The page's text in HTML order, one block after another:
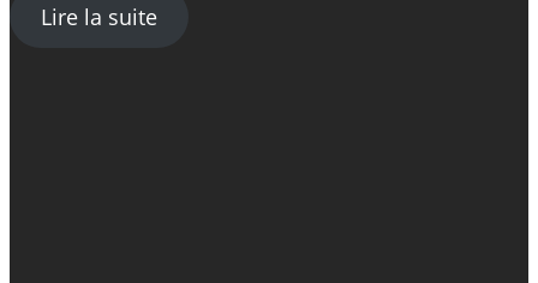
Lire la suite